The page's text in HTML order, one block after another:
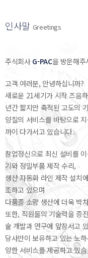
인사말 Greetings
주식회사 G-PAC을 방문해주
고객 여러분, 안녕하십니까?
새로운 21세기가 시작 즈음
년간 짧지만 축적된 고도의
양질의 서비스를 바탕으로
까이 다가서고 있습니다.
창업정신으로 최신 설비를
기와 정밀부품 제작 수리,
생산 자동화 라인 제작 설치
조하고 있으며
다품종 소량 생산에 더욱 박
또한, 직원들의 기술력을 증
술 개발과 연구에 앞장서고
당사만이 보유하고 있는 노
양한 서비스를 제공하고 있